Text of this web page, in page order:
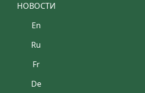
НОВОСТИ
En
Ru
Fr
De